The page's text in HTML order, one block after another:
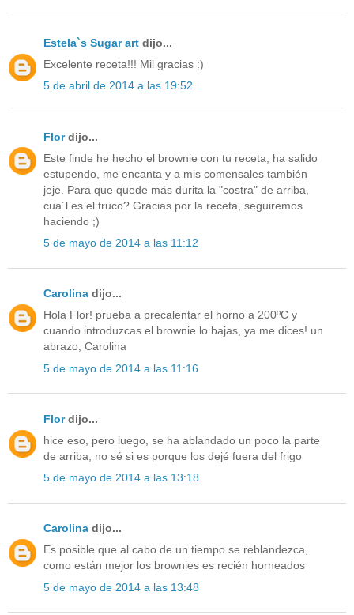
Estela`s Sugar art dijo...
Excelente receta!!! Mil gracias :)
5 de abril de 2014 a las 19:52
Flordijo...
Este finde he hecho el brownie con tu receta, ha salido
estupendo, me encanta y a mis comensales también
jeje. Para que quede más durita la "costra" de arriba,
cua´l es el truco? Gracias por la receta, seguiremos
haciendo ;)
5 de mayo de 2014 a las 11:12
Carolina dijo...
Hola Flor! prueba a precalentar el horno a 200ºC y
cuando introduzcas el brownie lo bajas, ya me dices! un
abrazo, Carolina
5 de mayo de 2014 a las 11:16
Flordijo...
hice eso, pero luego, se ha ablandado un poco la parte
de arriba, no sé si es porque los dejé fuera del frigo
5 de mayo de 2014 a las 13:18
Carolina dijo...
Es posible que al cabo de un tiempo se reblandezca,
como están mejor los brownies es recién horneados
5 de mayo de 2014 a las 13:48